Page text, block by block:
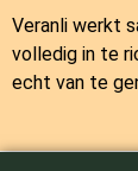
Veranli werkt
volledig in te
echt van te